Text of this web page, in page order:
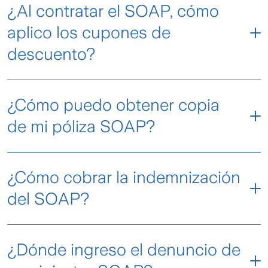
dentro de 24 horas hábiles para atender tu
solicitud.
¿Al contratar el SOAP, cómo
aplico los cupones de
descuento?
¿Cómo puedo obtener copia
de mi póliza SOAP?
haciendo clic aquí:
https://soap.zurich.cl/soap/reimpresion
¿Cómo cobrar la indemnización
del SOAP?
indemnización de tu seguro SOAP debes:
¿Dónde ingreso el denuncio de